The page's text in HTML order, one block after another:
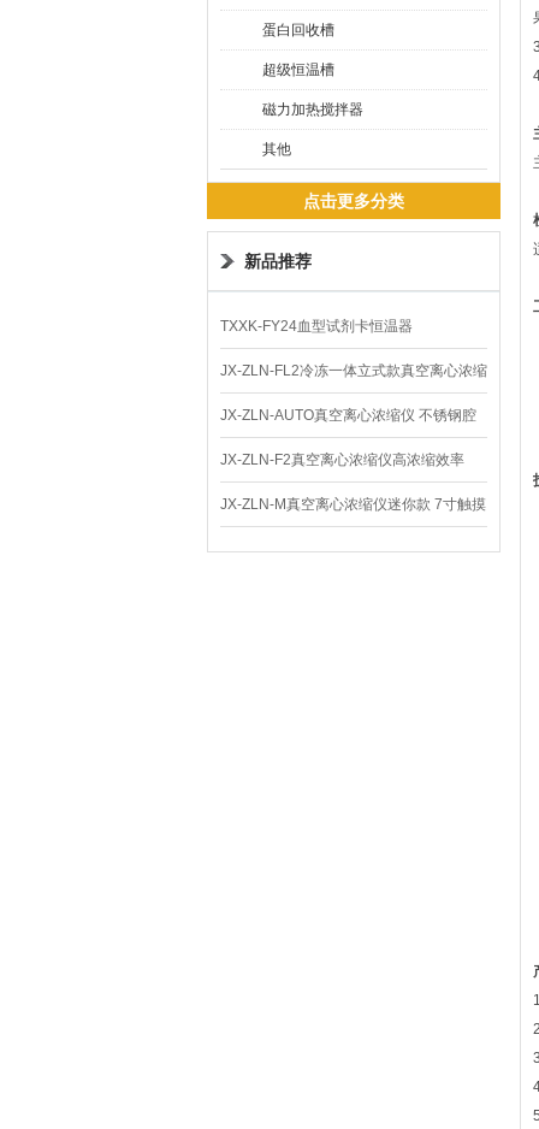
蛋白回收槽
超级恒温槽
磁力加热搅拌器
其他
点击更多分类
新品推荐
TXXK-FY24血型试剂卡恒温器
JX-ZLN-FL2冷冻一体立式款真空离心浓缩
仪 低温功能
JX-ZLN-AUTO真空离心浓缩仪 不锈钢腔
体
JX-ZLN-F2真空离心浓缩仪高浓缩效率
JX-ZLN-M真空离心浓缩仪迷你款 7寸触摸
屏